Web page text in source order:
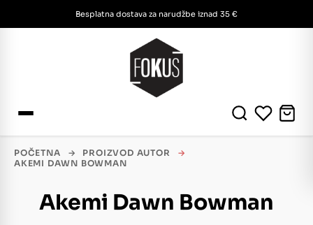
Besplatna dostava za narudžbe iznad 35 €
POČETNA → PROIZVOD AUTOR
→
AKEMI DAWN BOWMAN
Akemi Dawn Bowman